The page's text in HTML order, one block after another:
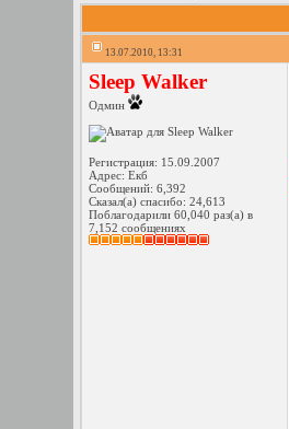
13.07.2010, 13:31
Sleep Walker
Одмин
Регистрация: 15.09.2007
Адрес: Екб
Сообщений: 6,392
Сказал(а) спасибо: 24,613
Поблагодарили 60,040 раз(а) в
7,152 сообщениях